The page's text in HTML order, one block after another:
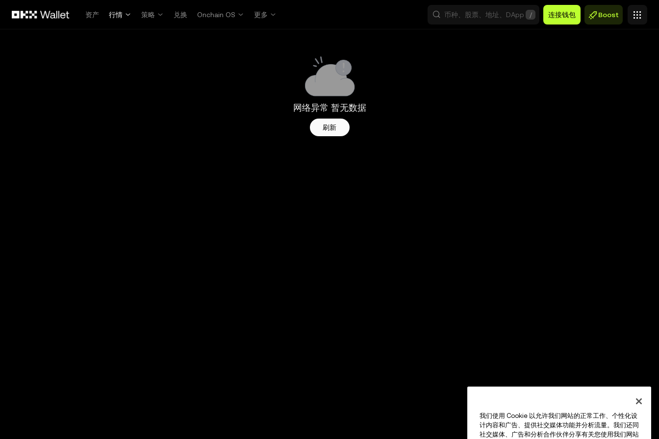
资产
行情 策略 兑换 Onchain OS 更多 / 连接钱包 Boost
网络异常 暂无数据
刷新
我们使用 Cookie 以允许我们网站的正常工作、个性化设
计内容和广告、提供社交媒体功能并分析流量。我们还同
社交媒体、广告和分析合作伙伴分享有关您使用我们网站